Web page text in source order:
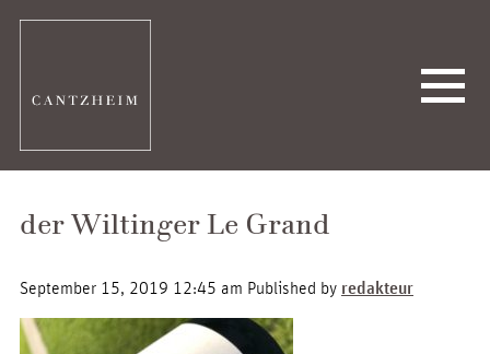
der Wiltinger Le Grand
September 15, 2019 12:45 am Published by redakteur